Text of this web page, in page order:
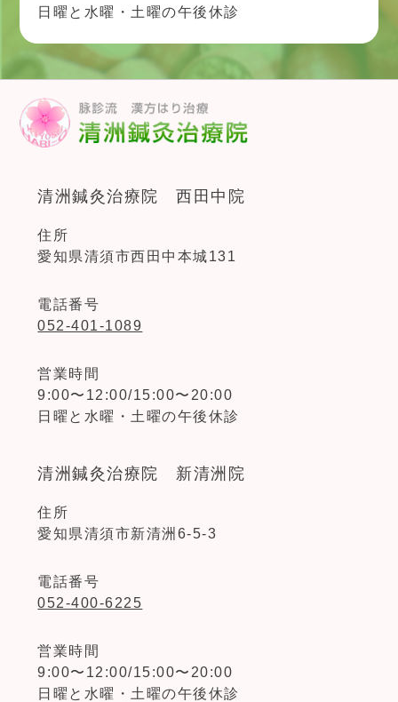
日曜と水曜・土曜の午後休診
清洲鍼灸治療院 西田中院
住所
愛知県清須市西田中本城131
電話番号
052-401-1089
営業時間
9:00〜12:00/15:00〜20:00
日曜と水曜・土曜の午後休診
清洲鍼灸治療院 新清洲院
住所
愛知県清須市新清洲6-5-3
電話番号
052-400-6225
営業時間
9:00〜12:00/15:00〜20:00
日曜と水曜・土曜の午後休診